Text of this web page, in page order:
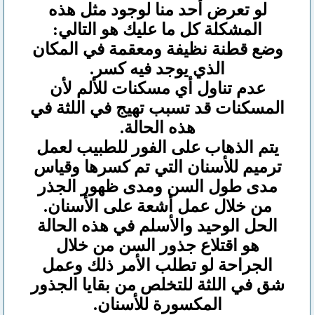
لو تعرض أحد منا لوجود مثل هذه
المشكلة كل ما عليك هو التالي:
وضع قطنة نظيفة ومعقمة في المكان
الذي يوجد فيه كسر.
عدم تناول أي مسكنات للألم لأن
المسكنات قد تسبب تهيج في اللثة في
هذه الحالة.
يتم الذهاب على الفور للطبيب لعمل
ترميم للأسنان التي تم كسرها وقياس
مدى طول السن ومدى ظهور الجذر
من خلال عمل أشعة على الأسنان.
الحل الوحيد والأسلم في هذه الحالة
هو اقتلاع جذور السن من خلال
الجراحة لو تطلب الأمر ذلك وعمل
شق في اللثة للتخلص من بقايا الجذور
المكسورة للأسنان.